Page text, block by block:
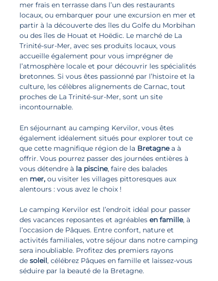
mer frais en terrasse dans l’un des restaurants
locaux, ou embarquer pour une excursion en mer et
partir à la découverte des îles du Golfe du Morbihan
ou des îles de Houat et Hoëdic. Le marché de La
Trinité-sur-Mer, avec ses produits locaux, vous
accueille également pour vous imprégner de
l’atmosphère locale et pour découvrir les spécialités
bretonnes. Si vous êtes passionné par l’histoire et la
culture, les célèbres alignements de Carnac, tout
proches de La Trinité-sur-Mer, sont un site
incontournable.
En séjournant au camping Kervilor, vous êtes
également idéalement situés pour explorer tout ce
que cette magnifique région de la Bretagnea à
offrir. Vous pourrez passer des journées entières à
vous détendre à la piscine, faire des balades
en mer, ou visiter les villages pittoresques aux
alentours : vous avez le choix !
Le camping Kervilor est l’endroit idéal pour passer
des vacances reposantes et agréables en famille, à
l’occasion de Pâques. Entre confort, nature et
activités familiales, votre séjour dans notre camping
sera inoubliable. Profitez des premiers rayons
de soleil, célébrez Pâques en famille et laissez-vous
séduire par la beauté de la Bretagne.